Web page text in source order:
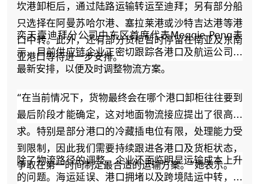
坎港卸柜后，通过陆路运输转运至迪拜；另有部分船
只选择在阿曼苏哈尔港、塞拉莱港或沙特吉达港等港
口中转。此外，还有部分货柜暂时停留在南亚及东南
亚港口等待进一步安排。
奕天壹迪拜分公司中东区首席代表Meggie Peng表
示，目前供应链企业正密切跟踪各港口及航运公司的
最新安排，以便及时调整物流方案。
“在当前情况下，货物最终会在哪个港口卸柜往往要到
最后阶段才能确定，这对地面物流接应提出了很高要
求。特别是部分港口的冷藏插电位有限，处理能力受
到限制，因此我们需要持续跟进各港口及货柜状态，
争取在第一时间制定最合适的运输方案。”她表示。
除了物流路径的调整，企业还面临明显运输成本上升
的问题。海运延误、港口拥堵以及跨境陆运中转，都